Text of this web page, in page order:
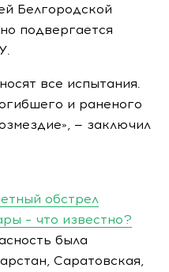
Белгородской
подвергается
все испытания.
и раненого
— заключил
обстрел
– что известно?
была
Саратовская,